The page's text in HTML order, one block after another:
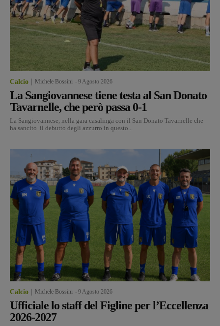
Calcio Michele Bossini 9 Agosto 2026
La Sangiovannese tiene testa al San Donato
Tavarnelle, che però passa 0-1
La Sangiovannese, nella gara casalinga con il San Donato Tavarnelle che
ha sancito il debutto degli azzurro in questo...
Calcio Michele Bossini 9 Agosto 2026
Ufficiale lo staff del Figline per l’Eccellenza
2026-2027